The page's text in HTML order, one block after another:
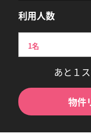
利用人数
あと１
物件